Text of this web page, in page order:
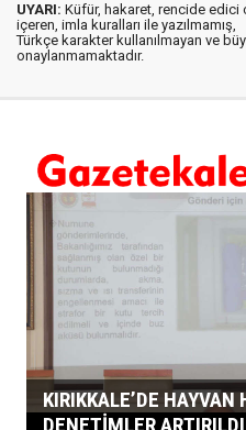
UYARI: Küfür, hakaret, rencide edici
içeren, imla kuralları ile yazılmamış,
Türkçe karakter kullanılmayan ve
onaylanmamaktadır.